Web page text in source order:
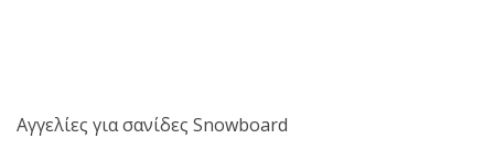
Αγγελίες για σανίδες Snowboard